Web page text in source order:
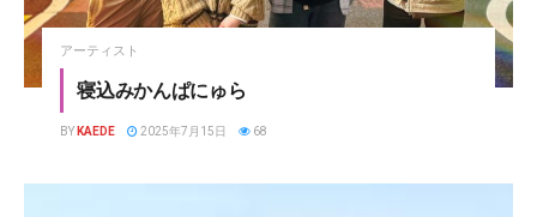
アーティスト
寝込みかんぱにゅら
BY KAEDE 2025年7月15日 68